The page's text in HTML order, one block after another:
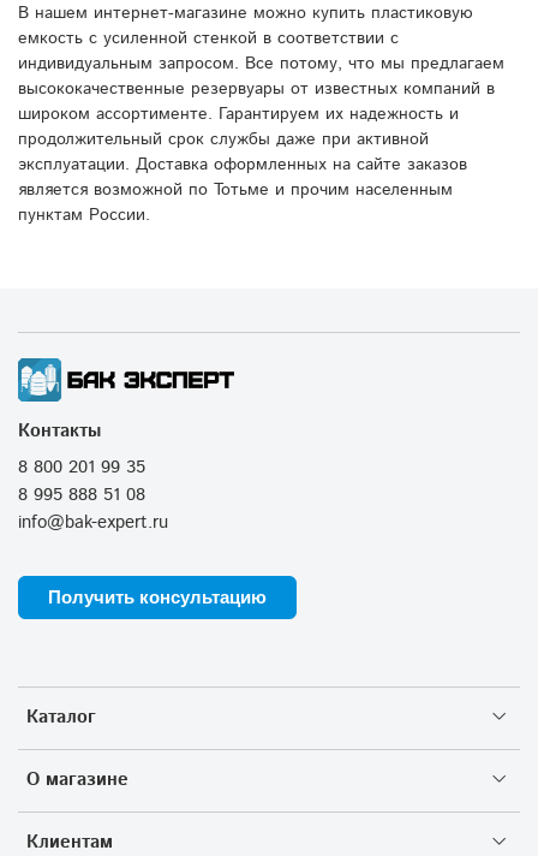
В нашем интернет-магазине можно купить пластиковую
емкость с усиленной стенкой в соответствии с
индивидуальным запросом. Все потому, что мы предлагаем
высококачественные резервуары от известных компаний в
широком ассортименте. Гарантируем их надежность и
продолжительный срок службы даже при активной
эксплуатации. Доставка оформленных на сайте заказов
является возможной по Тотьме и прочим населенным
пунктам России.
Каталог
О магазине
Клиентам
Контакты
8 800 201 99 35
8 995 888 51 08
info@bak-expert.ru
Получить консультацию